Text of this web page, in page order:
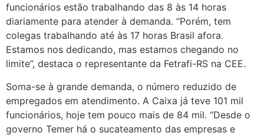
funcionários estão trabalhando das 8 às 14 horas
diariamente para atender à demanda. “Porém, tem
colegas trabalhando até às 17 horas Brasil afora.
Estamos nos dedicando, mas estamos chegando no
limite”, destaca o representante da Fetrafi-RS na CEE.
Soma-se à grande demanda, o número reduzido de
empregados em atendimento. A Caixa já teve 101 mil
funcionários, hoje tem pouco mais de 84 mil. “Desde o
governo Temer há o sucateamento das empresas e